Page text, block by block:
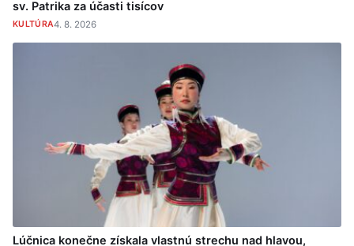
sv. Patrika za účasti tisícov
KULTÚRA4. 8. 2026
Lúčnica konečne získala vlastnú strechu nad hlavou,